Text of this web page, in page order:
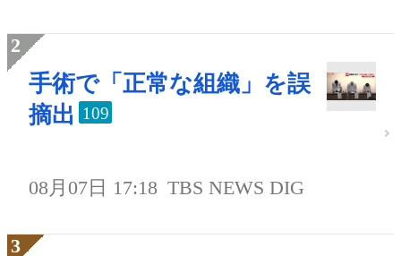
手術で「正常な組織」を誤
摘出 109
08月07日 17:18 TBS NEWS DIG